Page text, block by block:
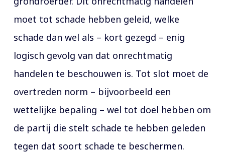
moet tot schade hebben geleid, welke
schade dan wel als – kort gezegd – enig
logisch gevolg van dat onrechtmatig
handelen te beschouwen is. Tot slot moet de
overtreden norm – bijvoorbeeld een
wettelijke bepaling – wel tot doel hebben om
de partij die stelt schade te hebben geleden
tegen dat soort schade te beschermen.